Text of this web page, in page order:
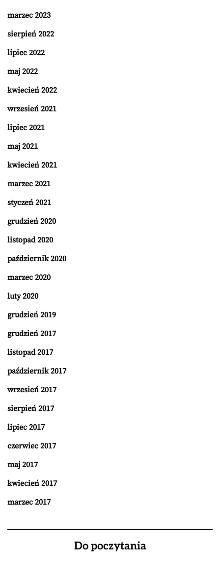
marzec 2023
sierpień 2022
lipiec 2022
maj 2022
kwiecień 2022
wrzesień 2021
lipiec 2021
maj 2021
kwiecień 2021
marzec 2021
styczeń 2021
grudzień 2020
listopad 2020
październik 2020
marzec 2020
luty 2020
grudzień 2019
grudzień 2017
listopad 2017
październik 2017
wrzesień 2017
sierpień 2017
lipiec 2017
czerwiec 2017
maj 2017
kwiecień 2017
marzec 2017
Do poczytania